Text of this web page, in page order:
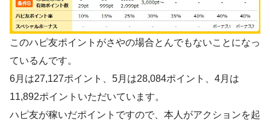
このハピ友ポイントがさやの場合とんでもないことになっ
ているんです。
6月は27,127ポイント、5月は28,084ポイント、4月は
11,892ポイントいただいています。
ハピ友が稼いだポイントですので、本人がアクションを起